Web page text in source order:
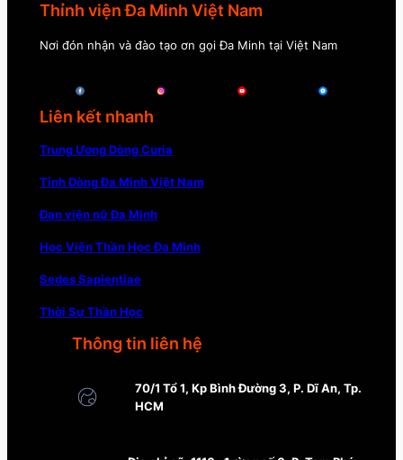
Thỉnh viện Đa Minh Việt Nam
Nơi đón nhận và đào tạo ơn gọi Đa Minh tại Việt Nam
Liên kết nhanh
Trung Ương Dòng Curia
Tỉnh Dòng Đa Minh Việt Nam
Đan viện nữ Đa Minh
Học Viện Thần Học Đa Minh
Sedes Sapientiae
Thời Sự Thần Học
Thông tin liên hệ
70/1 Tổ 1, Kp Bình Đường 3, P. Dĩ An, Tp.
HCM